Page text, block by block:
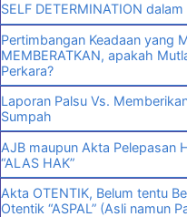
SELF DETERMINATION
Pertimbangan Keadaan yang
MEMBERATKAN, apakah
Perkara?
Laporan Palsu Vs.
Sumpah
AJB maupun Akta Pelepasan
“ALAS HAK”
Akta OTENTIK, Belum tentu
Otentik “ASPAL” (Asli namun